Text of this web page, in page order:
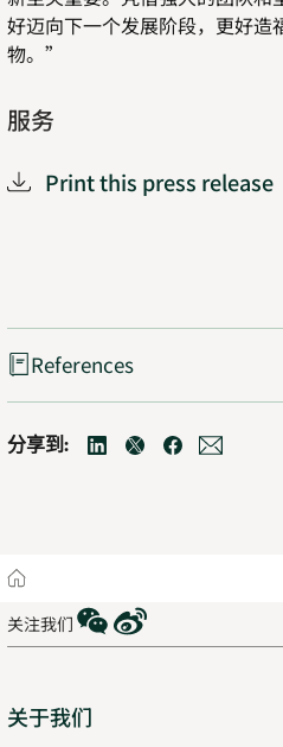
好迈向下一个发展阶段，更好造
物。 ”
服务
Print this press release
References
分享到: linkedin
Openstwitter
Opensfacebook
Opens
mail
Opens
Home
关注我们
WeChat
Weibo
Sitemap
关于我们